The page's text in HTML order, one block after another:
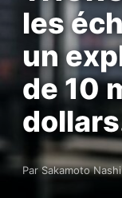
les
un
de 10
Par Sakamoto Nashi